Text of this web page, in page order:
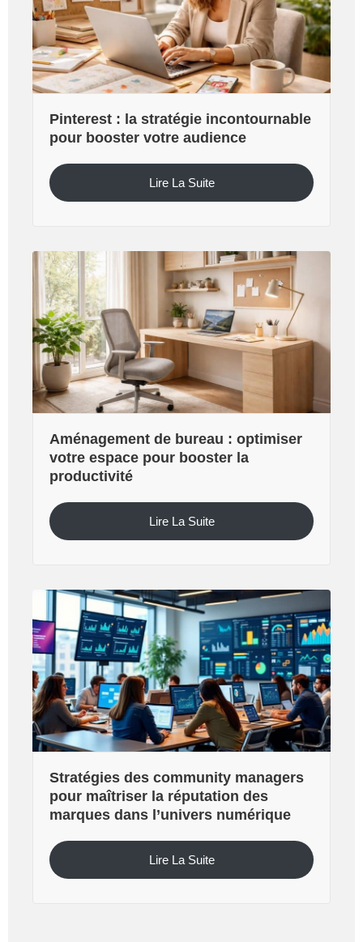
Pinterest : la stratégie incontournable
pour booster votre audience
Lire La Suite
Aménagement de bureau : optimiser
votre espace pour booster la
productivité
Lire La Suite
Stratégies des community managers
pour maîtriser la réputation des
marques dans l’univers numérique
Lire La Suite